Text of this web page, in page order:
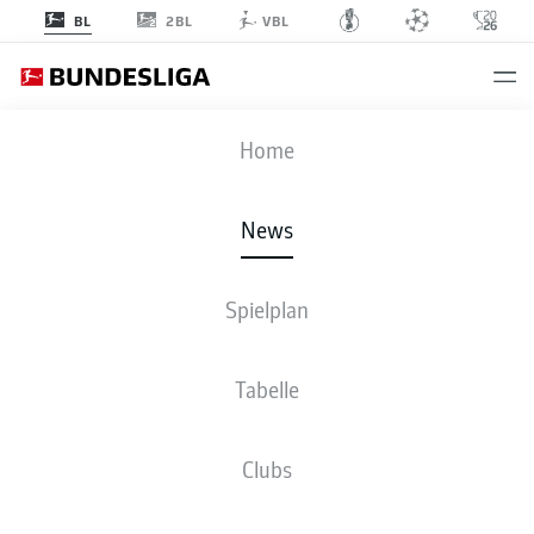
BL 2BL VBL
Home
News
Spielplan
Tabelle
Clubs